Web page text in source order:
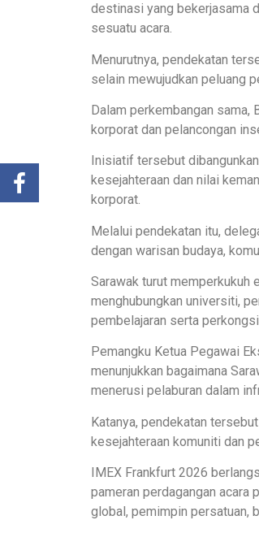
destinasi yang bekerjasama
sesuatu acara.
Menurutnya, pendekatan
selain mewujudkan peluang
Dalam perkembangan sama,
korporat dan pelancongan
Inisiatif tersebut
kesejahteraan dan nilai
korporat.
Melalui pendekatan itu,
dengan warisan budaya,
Sarawak turut
menghubungkan universiti,
pembelajaran serta
Pemangku Ketua Pegawai
menunjukkan bagaimana
menerusi pelaburan dalam
Katanya, pendekatan
kesejahteraan komuniti dan
IMEX Frankfurt 2026
pameran perdagangan acara
global, pemimpin persatuan,